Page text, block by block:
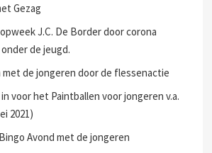
Gezag
J.C. De Border door corona
de jeugd.
met de jongeren door de flessenactie
voor het Paintballen voor jongeren v.a.
2021)
Avond met de jongeren